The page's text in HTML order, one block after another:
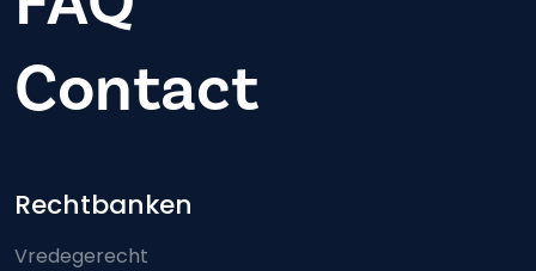
Contact
Footer-menu
Rechtbanken
Vredegerecht